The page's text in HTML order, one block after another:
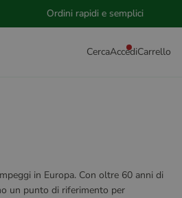
rapidi e semplici
CercaAccediCarrello
in Europa. Con oltre 60 anni di
un punto di riferimento per